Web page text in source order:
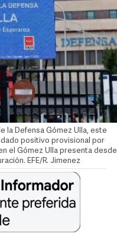
la Defensa Gómez Ulla, este
positivo provisional por
el Gómez Ulla presenta desde
EFE/R. Jimenez